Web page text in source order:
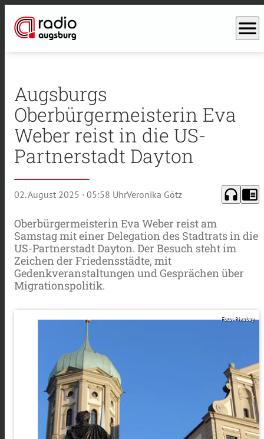
menu
Augsburgs
Oberbürgermeisterin Eva
Weber reist in die US-
Partnerstadt Dayton
02. August 2025 · 05:58 UhrVeronika Götz headphones chrome_reader_mode
Oberbürgermeisterin Eva Weber reist am
Samstag mit einer Delegation des Stadtrats in die
US-Partnerstadt Dayton. Der Besuch steht im
Zeichen der Friedensstädte, mit
Gedenkveranstaltungen und Gesprächen über
Migrationspolitik.
Foto: Pixabay